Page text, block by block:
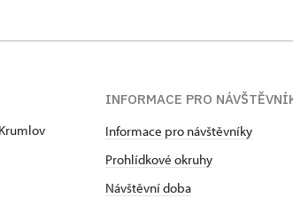
INFORMACE PRO
Informace pro návštěvníky
Prohlídkové okruhy
Návštěvní doba